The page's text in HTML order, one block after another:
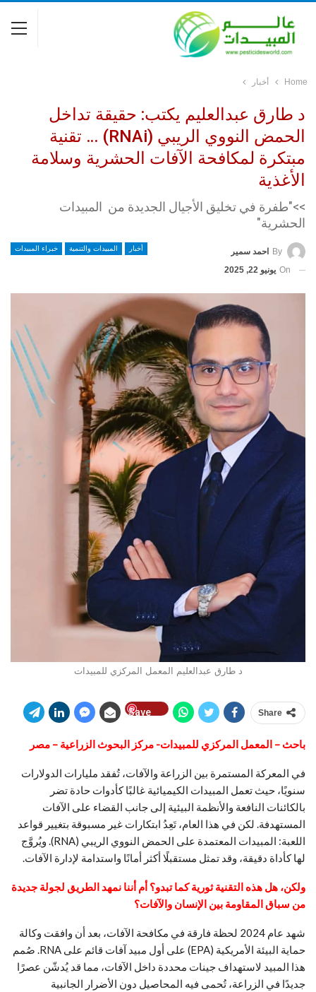
Home أخبار
د طارق عبدالعليم يكتب: حقيقة تداخل
الحمض النووي الريبي (RNAi) … تقنية
مبتكرة لمكافحة الآفات الحشرية وسلامة
الأغذية
>>"طفرة في تخليق الأجيال الجديدة من المبيدات
الحشرية"
أخبار المبيدات والتنمية خبراء المبيدات By احمد سمير
On يونيو 22, 2025
د طارق عبدالعليم المعمل المركزي للمبيدات
Share
Save
باحث – المعمل المركزي للمبيدات- مركز البحوث الزراعية – مصر
في المعركة المستمرة بين الزراعة والآفات، تُفقد مليارات الدولارات
سنويًا، حيث تعمل المبيدات الكيميائية غالبًا كأدوات حادة تضر
بالكائنات النافعة والأنظمة البيئية إلى جانب القضاء على الآفات
المستهدفة. لكن في هذا العام، تَعِدُ ابتكارات غير مسبوقة بتغيير قواعد
اللعبة: المبيدات المعتمدة على الحمض النووي الريبي (RNA). ويُروَّج
لها كأداة دقيقة، وقد تمثل مستقبلًا أكثر أمانًا واستدامة لإدارة الآفات.
ولكن، هل هذه التقنية ثورية كما تبدو؟ أم أننا نمهد الطريق لجولة جديدة
من سباق المقاومة بين الإنسان والآفات؟
شهد عام 2024 لحظة فارقة في مكافحة الآفات، بعد أن وافقت وكالة
حماية البيئة الأمريكية (EPA) على أول مبيد آفات قائم على RNA. صُمم
هذا المبيد لاستهداف جينات محددة داخل الآفات، مما قد يُدشّن عصرًا
جديدًا في الزراعة، تُحمى فيه المحاصيل دون الأضرار الجانبية